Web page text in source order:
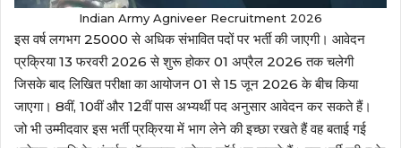
Indian Army Agniveer Recruitment 2026
इस वर्ष लगभग 25000 से अधिक संभावित पदों पर भर्ती की जाएगी। आवेदन
प्रक्रिया 13 फरवरी 2026 से शुरू होकर 01 अप्रैल 2026 तक चलेगी
जिसके बाद लिखित परीक्षा का आयोजन 01 से 15 जून 2026 के बीच किया
जाएगा। 8वीं, 10वीं और 12वीं पास अभ्यर्थी पद अनुसार आवेदन कर सकते हैं।
जो भी उम्मीदवार इस भर्ती प्रक्रिया में भाग लेने की इच्छा रखते हैं वह बताई गई